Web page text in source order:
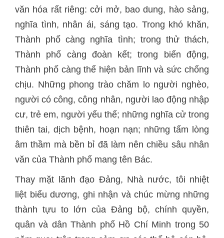
văn hóa rất riêng: cởi mở, bao dung, hào sảng,
nghĩa tình, nhân ái, sáng tạo. Trong khó khăn,
Thành phố càng nghĩa tình; trong thử thách,
Thành phố càng đoàn kết; trong biến động,
Thành phố càng thể hiện bản lĩnh và sức chống
chịu. Những phong trào chăm lo người nghèo,
người có công, công nhân, người lao động nhập
cư, trẻ em, người yếu thế; những nghĩa cử trong
thiên tai, dịch bệnh, hoạn nạn; những tấm lòng
âm thầm mà bền bỉ đã làm nên chiều sâu nhân
văn của Thành phố mang tên Bác.
Thay mặt lãnh đạo Đảng, Nhà nước, tôi nhiệt
liệt biểu dương, ghi nhận và chúc mừng những
thành tựu to lớn của Đảng bộ, chính quyền,
quân và dân Thành phố Hồ Chí Minh trong 50